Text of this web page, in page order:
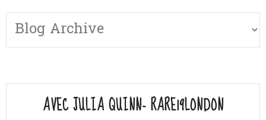
AVEC JULIA QUINN- RARE19LONDON